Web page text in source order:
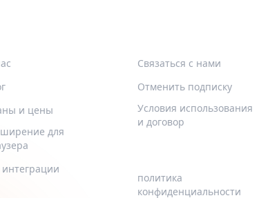
и цены
для
интеграции
Связаться с нами
Отменить подписку
Условия использования
и договор
политика
конфиденциальности